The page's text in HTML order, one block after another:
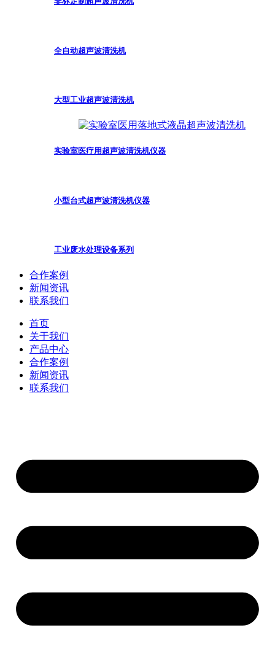
全自动超声波清洗机
大型工业超声波清洗机
实验室医疗用超声波清洗机仪器
小型台式超声波清洗机仪器
工业废水处理设备系列
合作案例
新闻资讯
联系我们
首页
关于我们
产品中心
合作案例
新闻资讯
联系我们